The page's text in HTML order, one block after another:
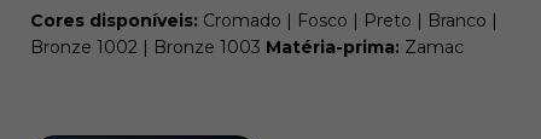
Cores disponíveis: Cromado | Fosco | Preto | Branco |
Bronze 1002 | Bronze 1003 Matéria-prima: Zamac